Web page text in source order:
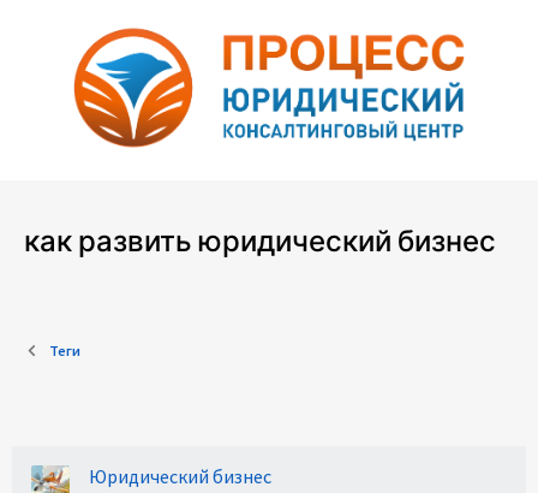
как развить юридический бизнес
Теги
Юридический бизнес